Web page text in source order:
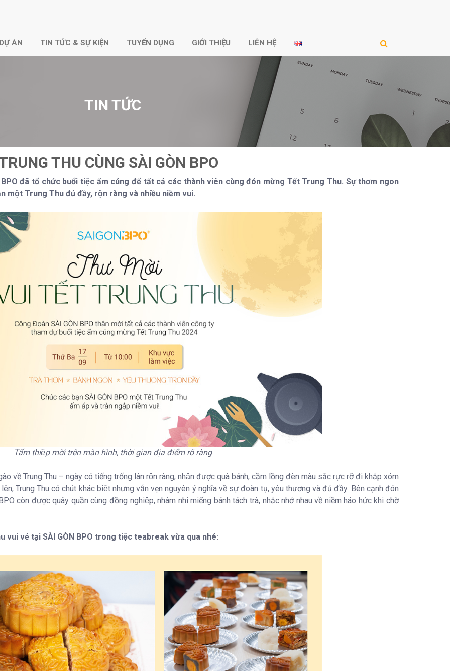
ÁN TIN TỨC & SỰ KIỆN TUYỂN DỤNG GIỚI THIỆU LIÊN HỆ
TIN TỨC
THU CÙNG SÀI GÒN BPO
đã tổ chức buổi tiệc ấm cúng để tất cả các thành viên cùng đón mừng Tết Trung Thu. Sự thơm ngon
một Trung Thu đủ đầy, rộn ràng và nhiều niềm vui.
Tấm thiệp mời trên màn hình, thời gian địa điểm rõ ràng
về Trung Thu – ngày có tiếng trống lân rộn ràng, nhận được quà bánh, cầm lồng đèn màu sắc rực rỡ đi khắp xóm
Trung Thu có chút khác biệt nhưng vẫn vẹn nguyên ý nghĩa về sự đoàn tụ, yêu thương và đủ đầy. Bên cạnh đón
còn được quây quần cùng đồng nghiệp, nhâm nhi miếng bánh tách trà, nhắc nhở nhau về niềm háo hức khi chờ
vui vẻ tại SÀI GÒN BPO trong tiệc teabreak vừa qua nhé: